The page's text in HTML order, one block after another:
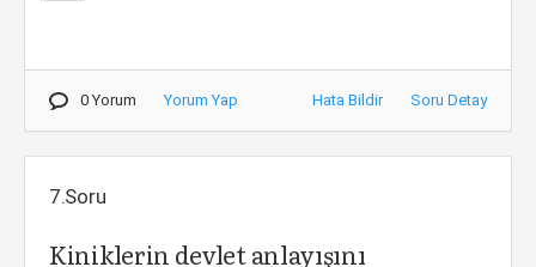
0 Yorum Yorum Yap Hata Bildir Soru Detay
7.Soru
Kiniklerin devlet anlayışını